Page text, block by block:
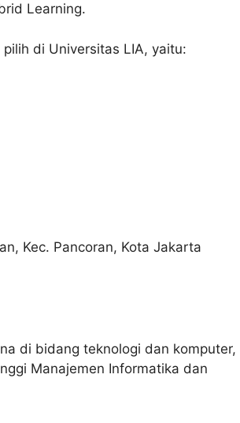
Learning.
di Universitas LIA, yaitu:
Kec. Pancoran, Kota Jakarta
di bidang teknologi dan komputer,
Manajemen Informatika dan